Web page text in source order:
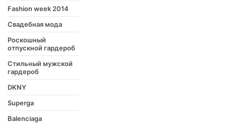
Fashion week 2014
Свадебная мода
Роскошный
отпускной гардероб
Стильный мужской
гардероб
DKNY
Superga
Balenciaga